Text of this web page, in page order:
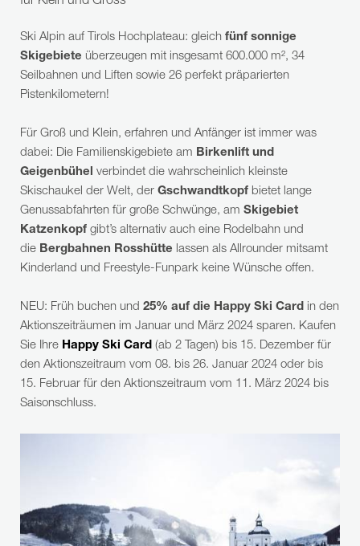
Ski Alpin auf Tirols Hochplateau: gleich fünf sonnige
Skigebiete überzeugen mit insgesamt 600.000 m², 34
Seilbahnen und Liften sowie 26 perfekt präparierten
Pistenkilometern!
Für Groß und Klein, erfahren und Anfänger ist immer was
dabei: Die Familienskigebiete am Birkenlift und
Geigenbühel verbindet die wahrscheinlich kleinste
Skischaukel der Welt, der Gschwandtkopf bietet lange
Genussabfahrten für große Schwünge, am Skigebiet
Katzenkopf gibt’s alternativ auch eine Rodelbahn und
die Bergbahnen Rosshütte lassen als Allrounder mitsamt
Kinderland und Freestyle-Funpark keine Wünsche offen.
NEU: Früh buchen und 25% auf die Happy Ski Card in den
Aktionszeiträumen im Januar und März 2024 sparen. Kaufen
Sie Ihre Happy Ski Card (ab 2 Tagen) bis 15. Dezember für
den Aktionszeitraum vom 08. bis 26. Januar 2024 oder bis
15. Februar für den Aktionszeitraum vom 11. März 2024 bis
Saisonschluss.